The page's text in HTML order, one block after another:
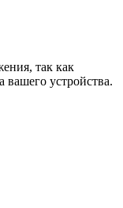
так как
вашего устройства.